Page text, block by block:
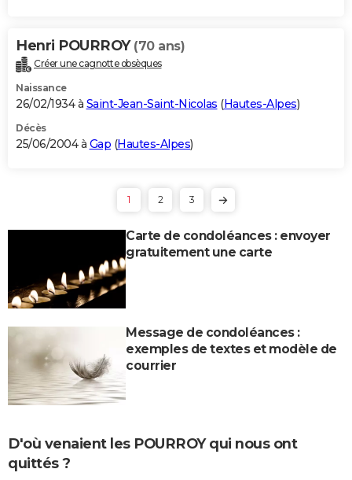
Henri POURROY (70 ans)
Créer une cagnotte obsèques
Naissance
26/02/1934 à Saint-Jean-Saint-Nicolas (Hautes-Alpes)
Décès
25/06/2004 à Gap (Hautes-Alpes)
1 2 3
Carte de condoléances : envoyer
gratuitement une carte
Message de condoléances :
exemples de textes et modèle de
courrier
D'où venaient les POURROY qui nous ont
quittés ?